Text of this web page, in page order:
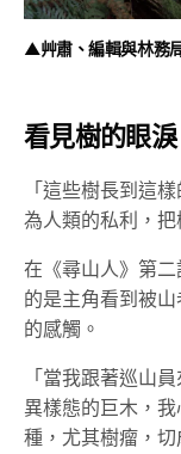
▲艸肅、編輯與林務
看見樹的眼淚
「這些樹長到這
為人類的私利，
在《尋山人》第
的是主角看到被
的感觸。
「當我跟著巡山
異樣態的巨木，
種，尤其樹瘤，切